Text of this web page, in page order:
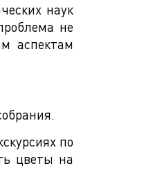
наук
не
аспектам
по
цветы на